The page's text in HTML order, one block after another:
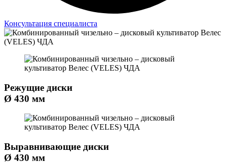
Консультация специалиста
Режущие диски
Ø 430 мм
Выравнивающие диски
Ø 430 мм